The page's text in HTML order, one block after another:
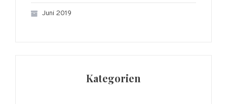
Juni 2019
Kategorien